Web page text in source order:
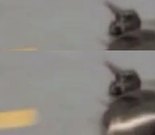
量数据。医学影
割，让系统"...
辑和分类所有主
按钮中添加
server：
后：一个平庸的
SwiftUI 发布七年